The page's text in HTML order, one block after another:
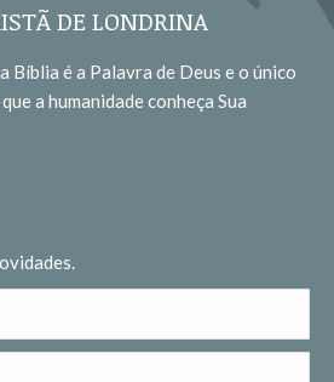
DE LONDRINA
Bíblia é a Palavra de Deus e o único
a humanidade conheça Sua